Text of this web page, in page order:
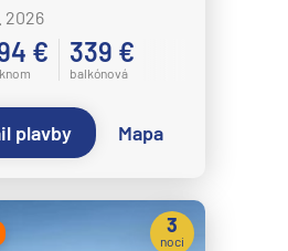
2026
€ 339 €
balkónová
plavby Mapa
3
noci